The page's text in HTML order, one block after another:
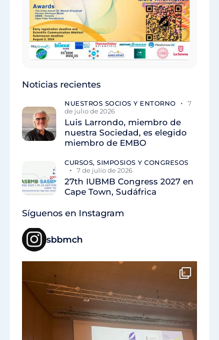
Noticias recientes
NUESTROS SOCIOS Y ENTORNO
7
de julio de 2026
Luis Larrondo, miembro de
nuestra Sociedad, es elegido
miembro de EMBO
CURSOS, SIMPOSIOS Y CONGRESOS
7 de julio de 2026
27th IUBMB Congress 2027 en
Cape Town, Sudáfrica
Síguenos en Instagram
sbbmch